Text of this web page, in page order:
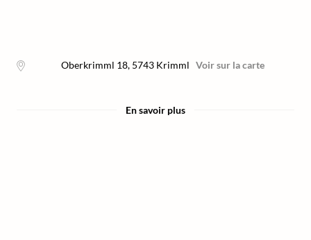
Oberkrimml 18, 5743 Krimml Voir sur la carte
En savoir plus